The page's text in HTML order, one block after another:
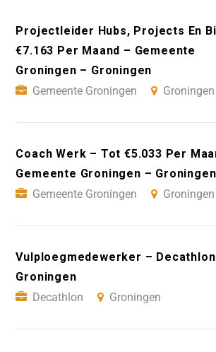
Projectleider Hubs, Projects En
€7.163 Per Maand – Gemeente
Groningen – Groningen
Gemeente Groningen
Groningen
Coach Werk – Tot €5.033 Per
Gemeente Groningen – Groningen
Gemeente Groningen
Groningen
Vulploegmedewerker –
Groningen
Decathlon
Groningen